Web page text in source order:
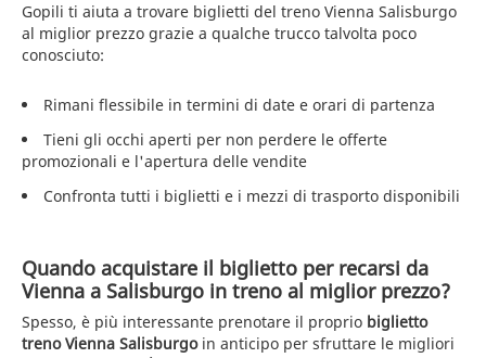
Gopili ti aiuta a trovare biglietti del treno Vienna Salisburgo
al miglior prezzo grazie a qualche trucco talvolta poco
conosciuto:
Rimani flessibile in termini di date e orari di partenza
Tieni gli occhi aperti per non perdere le offerte
promozionali e l'apertura delle vendite
Confronta tutti i biglietti e i mezzi di trasporto disponibili
Quando acquistare il biglietto per recarsi da
Vienna a Salisburgo in treno al miglior prezzo?
Spesso, è più interessante prenotare il proprio biglietto
treno Vienna Salisburgoin anticipo per sfruttare le migliori